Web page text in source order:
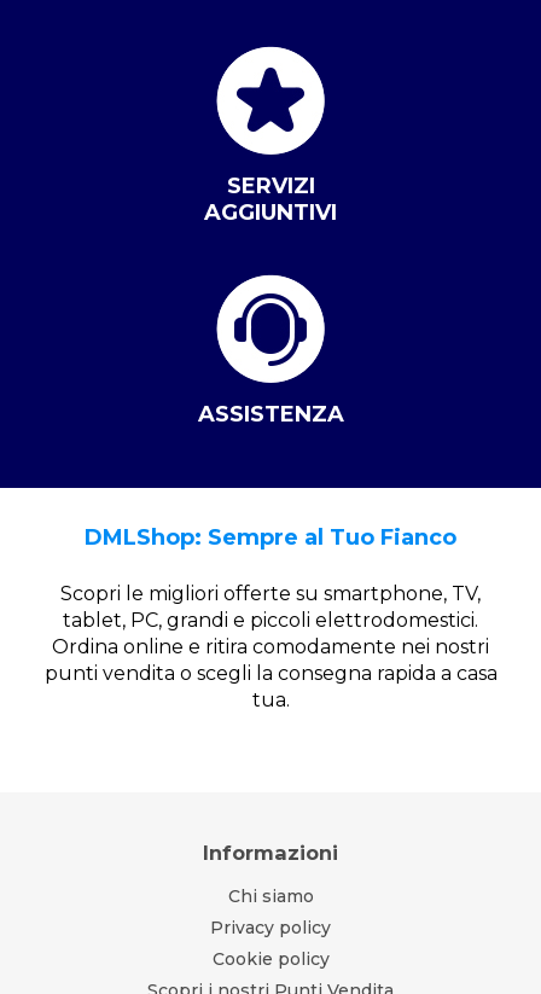
SERVIZI
AGGIUNTIVI
ASSISTENZA
DMLShop: Sempre al Tuo Fianco
Scopri le migliori offerte su smartphone, TV,
tablet, PC, grandi e piccoli elettrodomestici.
Ordina online e ritira comodamente nei nostri
punti vendita o scegli la consegna rapida a casa
tua.
Informazioni
Chi siamo
Privacy policy
Cookie policy